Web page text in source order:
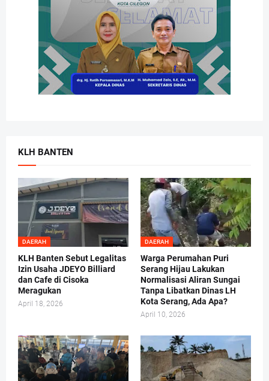
KLH BANTEN
DAERAH
KLH Banten Sebut Legalitas
Izin Usaha JDEYO Billiard
dan Cafe di Cisoka
Meragukan
April 18, 2026
DAERAH
Warga Perumahan Puri
Serang Hijau Lakukan
Normalisasi Aliran Sungai
Tanpa Libatkan Dinas LH
Kota Serang, Ada Apa?
April 10, 2026